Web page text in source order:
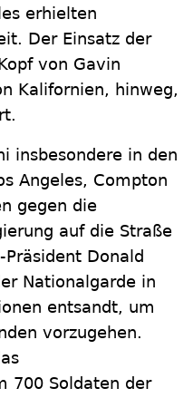
erhielten
Der Einsatz der
von Gavin
Kalifornien, hinweg,
insbesondere in den
Angeles, Compton
gegen die
auf die Straße
Donald
Nationalgarde in
entsandt, um
vorzugehen.
700 Soldaten der